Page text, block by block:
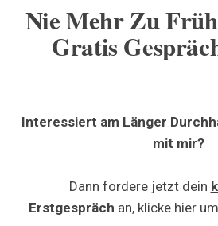
Nie Mehr Zu
Gratis
Interessiert am Länger
mit mir?
Dann fordere jetzt dein
Erstgespräch an, klicke hier